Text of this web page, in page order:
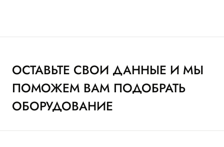
ОСТАВЬТЕ СВОИ ДАННЫЕ И МЫ
ПОМОЖЕМ ВАМ ПОДОБРАТЬ
ОБОРУДОВАНИЕ